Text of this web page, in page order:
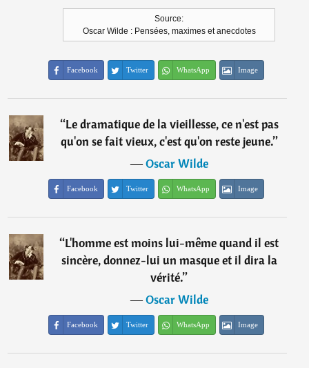
Source:
Oscar Wilde : Pensées, maximes et anecdotes
Facebook Twitter WhatsApp Image
“Le dramatique de la vieillesse, ce n'est pas
qu'on se fait vieux, c'est qu'on reste jeune.”
―Oscar Wilde
Facebook Twitter WhatsApp Image
“L'homme est moins lui-même quand il est
sincère, donnez-lui un masque et il dira la
vérité.”
―Oscar Wilde
Facebook Twitter WhatsApp Image